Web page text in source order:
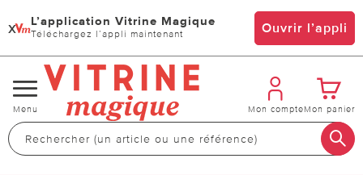
x L’application Vitrine Magique
Téléchargez l’appli maintenant Ouvrir l’appli
Changer
de
navigation
Menu Mon compteMon panier